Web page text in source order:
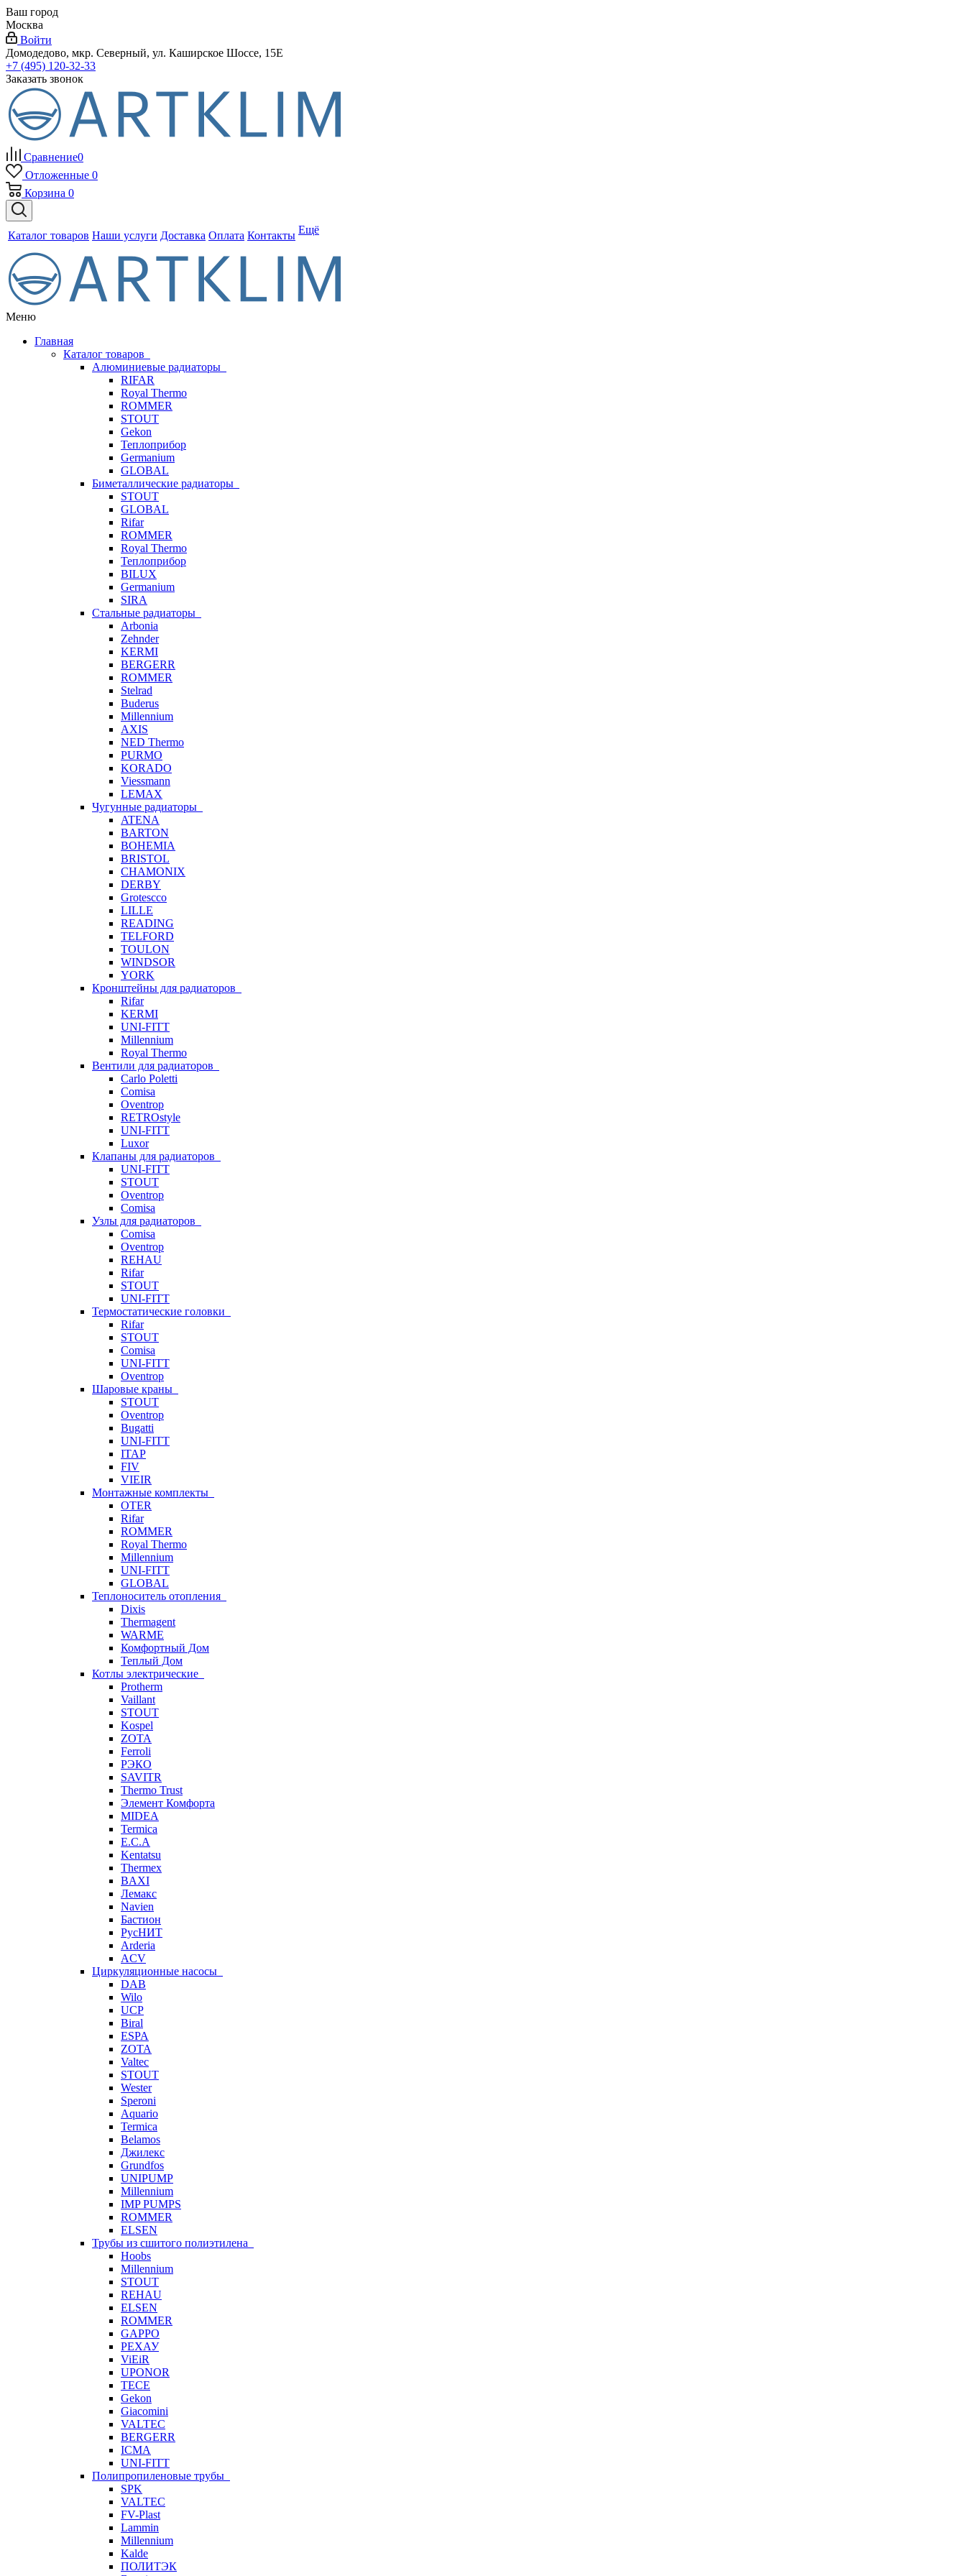
Ваш город
Москва
Войти
Домодедово, мкр. Северный, ул. Каширское Шоссе, 15Е
+7 (495) 120-32-33
Заказать звонок
Сравнение0
Отложенные 0
Корзина 0
Каталог товаров Наши услуги Доставка Оплата Контакты Ещё
Меню
Главная
Каталог товаров
Алюминиевые радиаторы
RIFAR
Royal Thermo
ROMMER
STOUT
Gekon
Теплоприбор
Germanium
GLOBAL
Биметаллические радиаторы
STOUT
GLOBAL
Rifar
ROMMER
Royal Thermo
Теплоприбор
BILUX
Germanium
SIRA
Стальные радиаторы
Arbonia
Zehnder
KERMI
BERGERR
ROMMER
Stelrad
Buderus
Millennium
AXIS
NED Thermo
PURMO
KORADO
Viessmann
LEMAX
Чугунные радиаторы
ATENA
BARTON
BOHEMIA
BRISTOL
CHAMONIX
DERBY
Grotescco
LILLE
READING
TELFORD
TOULON
WINDSOR
YORK
Кронштейны для радиаторов
Rifar
KERMI
UNI-FITT
Millennium
Royal Thermo
Вентили для радиаторов
Carlo Poletti
Comisa
Oventrop
RETROstyle
UNI-FITT
Luxor
Клапаны для радиаторов
UNI-FITT
STOUT
Oventrop
Comisa
Узлы для радиаторов
Comisa
Oventrop
REHAU
Rifar
STOUT
UNI-FITT
Термостатические головки
Rifar
STOUT
Comisa
UNI-FITT
Oventrop
Шаровые краны
STOUT
Oventrop
Bugatti
UNI-FITT
ITAP
FIV
VIEIR
Монтажные комплекты
OTER
Rifar
ROMMER
Royal Thermo
Millennium
UNI-FITT
GLOBAL
Теплоноситель отопления
Dixis
Thermagent
WARME
Комфортный Дом
Теплый Дом
Котлы электрические
Protherm
Vaillant
STOUT
Kospel
ZOTA
Ferroli
РЭКО
SAVITR
Thermo Trust
Элемент Комфорта
MIDEA
Termica
E.C.A
Kentatsu
Thermex
BAXI
Лемакс
Navien
Бастион
РусНИТ
Arderia
ACV
Циркуляционные насосы
DAB
Wilo
UCP
Biral
ESPA
ZOTA
Valtec
STOUT
Wester
Speroni
Aquario
Termica
Belamos
Джилекс
Grundfos
UNIPUMP
Millennium
IMP PUMPS
ROMMER
ELSEN
Трубы из сшитого полиэтилена
Hoobs
Millennium
STOUT
REHAU
ELSEN
ROMMER
GAPPO
РЕХАУ
ViEiR
UPONOR
TECE
Gekon
Giacomini
VALTEC
BERGERR
ICMA
UNI-FITT
Полипропиленовые трубы
SPK
VALTEC
FV-Plast
Lammin
Millennium
Kalde
ПОЛИТЭК